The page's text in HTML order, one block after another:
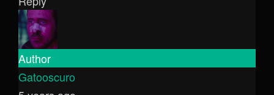
Author
Gatooscuro